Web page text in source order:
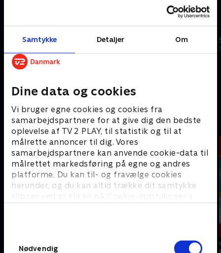
Samtykke Detaljer Om
Dine data og cookies
Vi bruger egne cookies og cookies fra
samarbejdspartnere for at give dig den bedste
oplevelse af TV 2 PLAY, til statistik og til at
målrette annoncer til dig. Vores
samarbejdspartnere kan anvende cookie-data til
målrettet markedsføring på egne og andres
platforme. Du kan til- og fravælge cookies
herunder, og du kan altid trække dit samtykke
tilbage ved at klikke på ’Cookie-indstillinger’ i
Nødvendig
Slikbyggerne
S3:E1 • Sliksko med Lærke Sejer
Slikbyggerne
S3:E2 • Gaming i slik med Judex
Astrid Lindgrens børneunivers
Pippi på de syv
have
Alle vi børn i
Bulderby